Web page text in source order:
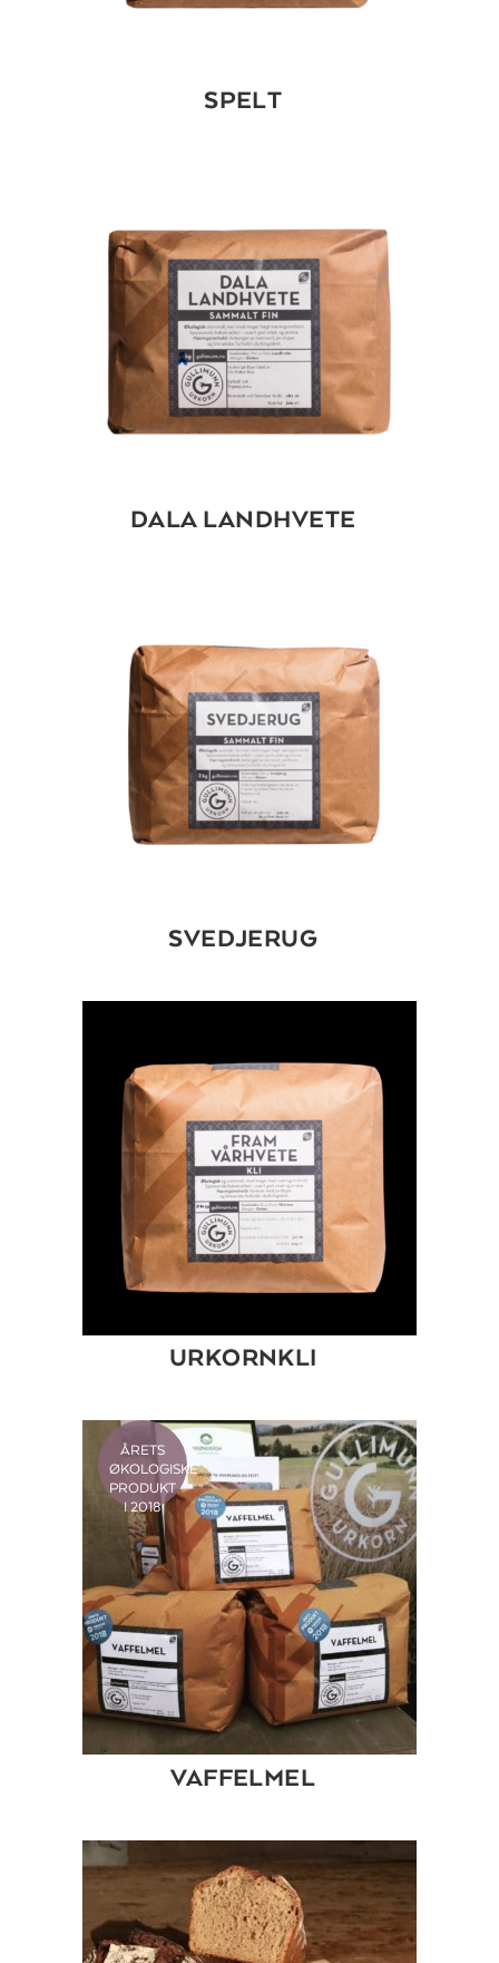
SPELT
DALA LANDHVETE
SVEDJERUG
URKORNKLI
ÅRETS
ØKOLOGISKE
PRODUKT
I 2018
VAFFELMEL